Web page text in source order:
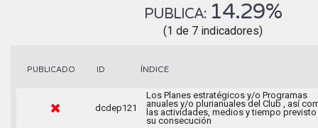
PUBLICA: 14.29%
(1 de 7 indicadores)
PUBLICADO ID ÍNDICE
dcdep121
Los Planes estratégicos y/o Programas
anuales y/o plurianuales del Club , así
las actividades, medios y tiempo previsto
su consecución